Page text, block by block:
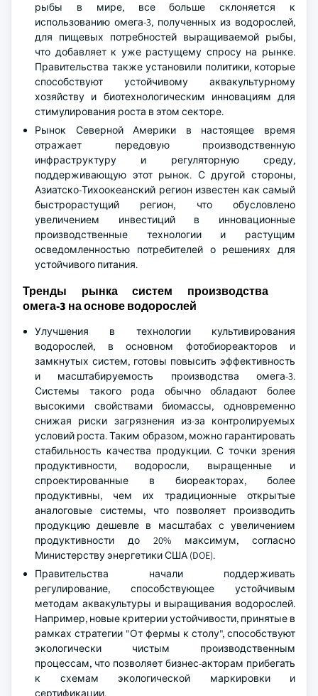
рыбы в мире, все больше склоняется к
использованию омега-3, полученных из водорослей,
для пищевых потребностей выращиваемой рыбы,
что добавляет к уже растущему спросу на рынке.
Правительства также установили политики, которые
способствуют устойчивому аквакультурному
хозяйству и биотехнологическим инновациям для
стимулирования роста в этом секторе.
Рынок Северной Америки в настоящее время
отражает передовую производственную
инфраструктуру и регуляторную среду,
поддерживающую этот рынок. С другой стороны,
Азиатско-Тихоокеанский регион известен как самый
быстрорастущий регион, что обусловлено
увеличением инвестиций в инновационные
производственные технологии и растущим
осведомленностью потребителей о решениях для
устойчивого питания.
Тренды рынка систем производства
омега-3 на основе водорослей
Улучшения в технологии культивирования
водорослей, в основном фотобиореакторов и
замкнутых систем, готовы повысить эффективность
и масштабируемость производства омега-3.
Системы такого рода обычно обладают более
высокими свойствами биомассы, одновременно
снижая риски загрязнения из-за контролируемых
условий роста. Таким образом, можно гарантировать
стабильность качества продукции. С точки зрения
продуктивности, водоросли, выращенные и
спроектированные в биореакторах, более
продуктивны, чем их традиционные открытые
аналоговые системы, что позволяет производить
продукцию дешевле в масштабах с увеличением
продуктивности до 20% максимум, согласно
Министерству энергетики США (DOE).
Правительства начали поддерживать
регулирование, способствующее устойчивым
методам аквакультуры и выращивания водорослей.
Например, новые критерии устойчивости, принятые в
рамках стратегии "От фермы к столу", способствуют
экологически чистым производственным
процессам, что позволяет бизнес-акторам прибегать
к схемам экологической маркировки и
сертификации.